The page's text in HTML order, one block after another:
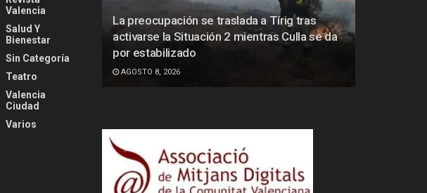
Valencia
Salud Y
Bienestar
Sin Categoría
Teatro
Valencia
Ciudad
Varios
La preocupación se traslada a Tírig tras
activarse la Situación 2 mientras Culla se da
por estabilizado
AGOSTO 8, 2026